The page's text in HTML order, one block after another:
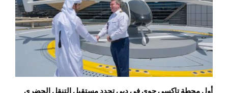
أول محطة تاكسي جوي في دبي تحدد مستقبل التنقل الحضري